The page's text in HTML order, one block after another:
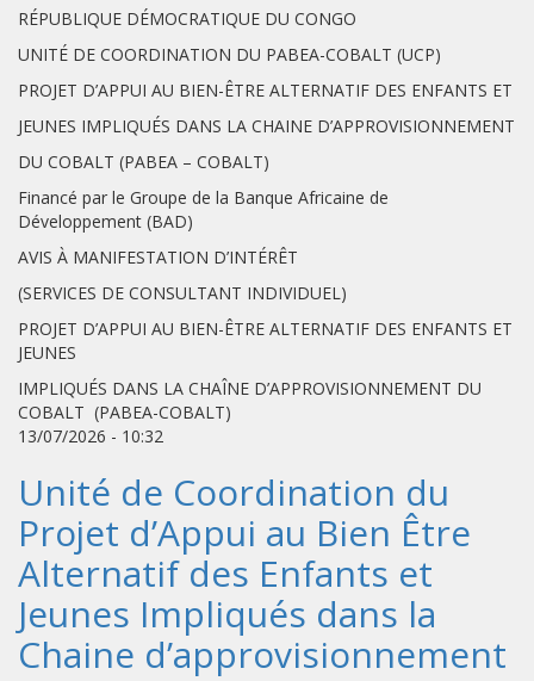
RÉPUBLIQUE DÉMOCRATIQUE DU CONGO
UNITÉ DE COORDINATION DU PABEA-COBALT (UCP)
PROJET D’APPUI AU BIEN-ÊTRE ALTERNATIF DES ENFANTS ET
JEUNES IMPLIQUÉS DANS LA CHAINE D’APPROVISIONNEMENT
DU COBALT (PABEA – COBALT)
Financé par le Groupe de la Banque Africaine de
Développement (BAD)
AVIS À MANIFESTATION D’INTÉRÊT
(SERVICES DE CONSULTANT INDIVIDUEL)
PROJET D’APPUI AU BIEN-ÊTRE ALTERNATIF DES ENFANTS ET
JEUNES
IMPLIQUÉS DANS LA CHAÎNE D’APPROVISIONNEMENT DU
COBALT (PABEA-COBALT)
13/07/2026 - 10:32
Unité de Coordination du
Projet d’Appui au Bien Être
Alternatif des Enfants et
Jeunes Impliqués dans la
Chaine d’approvisionnement